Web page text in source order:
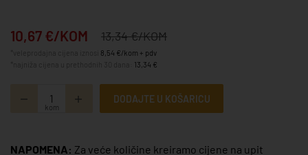
10,67 €/KOM 13,34 €/KOM
8,54 €/kom + pdv
13,34 €
kom
DODAJTE U KOŠARICU
NAPOMENA: Za veće količine kreiramo cijene na upit